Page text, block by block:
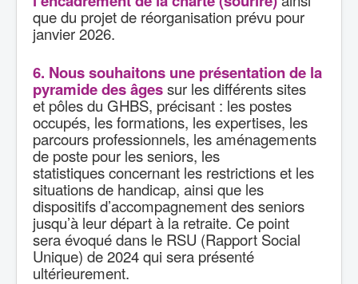
que du projet de réorganisation prévu pour
janvier 2026.
6. Nous souhaitons une présentation de la
pyramide des âgessur les différents sites
et pôles du GHBS, précisant : les postes
occupés, les formations, les expertises, les
parcours professionnels, les aménagements
de poste pour les seniors, les
statistiques concernant les restrictions et les
situations de handicap, ainsi que les
dispositifs d’accompagnement des seniors
jusqu’à leur départ à la retraite. Ce point
sera évoqué dans le RSU (Rapport Social
Unique) de 2024 qui sera présenté
ultérieurement.